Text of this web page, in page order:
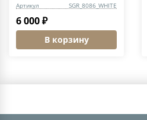
Артикул SGR_8086_WHITE
6 000 ₽
В корзину